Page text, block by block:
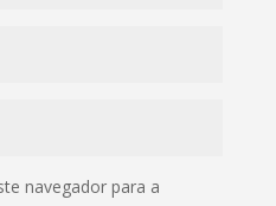
navegador para a